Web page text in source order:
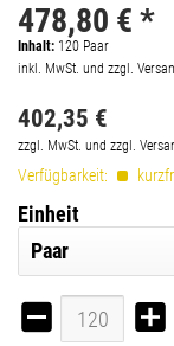
478,80 € *
Inhalt: 120 Paar
inkl. MwSt. und zzgl.
402,35 €
zzgl. MwSt. und zzgl.
Verfügbarkeit:
Einheit